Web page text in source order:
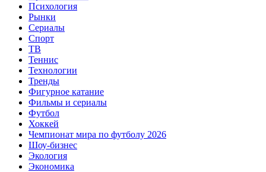
Психология
Рынки
Сериалы
Спорт
ТВ
Теннис
Технологии
Тренды
Фигурное катание
Фильмы и сериалы
Футбол
Хоккей
Чемпионат мира по футболу 2026
Шоу-бизнес
Экология
Экономика